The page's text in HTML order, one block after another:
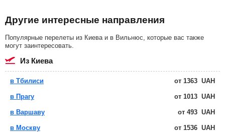
Другие интересные направления
Популярные перелеты из Киева и в Вильнюс, которые вас также
могут заинтересовать.
из Киева
в Тбилиси от 1363 UAH
в Прагу от 1013 UAH
в Варшаву от 493 UAH
в Москву от 1536 UAH